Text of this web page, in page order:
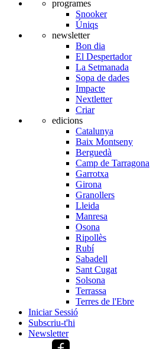
programes
Snooker
Úniqs
newsletter
Bon dia
El Despertador
La Setmanada
Sopa de dades
Impacte
Nextletter
Criar
edicions
Catalunya
Baix Montseny
Berguedà
Camp de Tarragona
Garrotxa
Girona
Granollers
Lleida
Manresa
Osona
Ripollès
Rubí
Sabadell
Sant Cugat
Solsona
Terrassa
Terres de l'Ebre
Iniciar Sessió
Subscriu-t'hi
Newsletter